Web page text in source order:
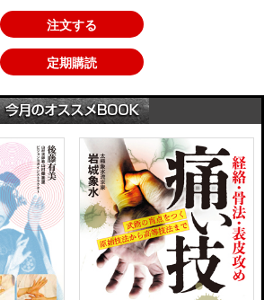
注文する
定期購読